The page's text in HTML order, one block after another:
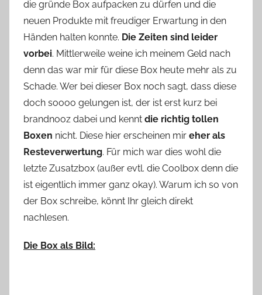
o
n
n
e
die gründe Box aufpacken zu dürfen und die
neuen Produkte mit freudiger Erwartung in den
Händen halten konnte. Die Zeiten sind leider
vorbei. Mittlerweile weine ich meinem Geld nach
denn das war mir für diese Box heute mehr als zu
Schade. Wer bei dieser Box noch sagt, dass diese
doch soooo gelungen ist, der ist erst kurz bei
brandnooz dabei und kennt die richtig tollen
Boxen nicht. Diese hier erscheinen mir eher als
Resteverwertung. Für mich war dies wohl die
letzte Zusatzbox (außer evtl. die Coolbox denn die
ist eigentlich immer ganz okay). Warum ich so von
der Box schreibe, könnt Ihr gleich direkt
nachlesen.
Die Box als Bild: